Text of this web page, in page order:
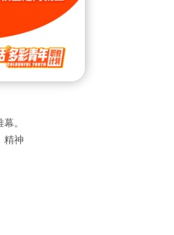
：烹
。
精神